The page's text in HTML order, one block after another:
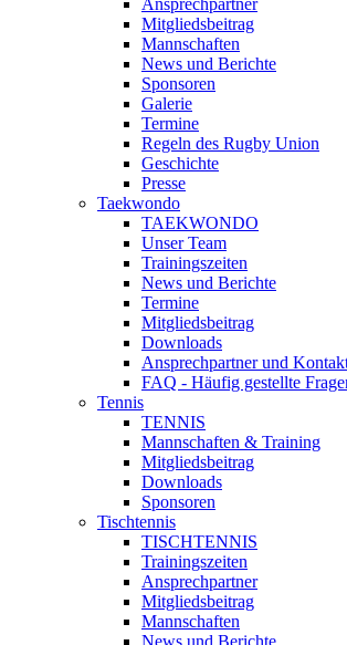
Ansprechpartner
Mitgliedsbeitrag
Mannschaften
News und Berichte
Sponsoren
Galerie
Termine
Regeln des Rugby Union
Geschichte
Presse
Taekwondo
TAEKWONDO
Unser Team
Trainingszeiten
News und Berichte
Termine
Mitgliedsbeitrag
Downloads
Ansprechpartner und
FAQ - Häufig gestellte
Tennis
TENNIS
Mannschaften & Training
Mitgliedsbeitrag
Downloads
Sponsoren
Tischtennis
TISCHTENNIS
Trainingszeiten
Ansprechpartner
Mitgliedsbeitrag
Mannschaften
News und Berichte